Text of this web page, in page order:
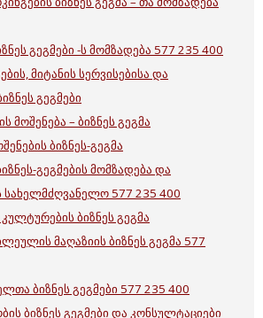
გეგმები -ს მომზადება 577 235 400
მიტანის სერვისებისა და
გეგმები
მოშენება – ბიზნეს გეგმა
ბიზნეს-გეგმა
გეგმების მომზადება და
577 235 400
ბიზნეს გეგმა
მაღაზიის ბიზნეს გეგმა 577
ბიზნეს გეგმები 577 235 400
ბიზნეს გეგმები და კონსულტაციები